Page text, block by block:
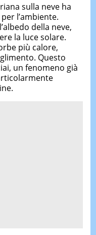
sulla neve ha
l’ambiente.
della neve,
la luce solare.
più calore,
Questo
un fenomeno già